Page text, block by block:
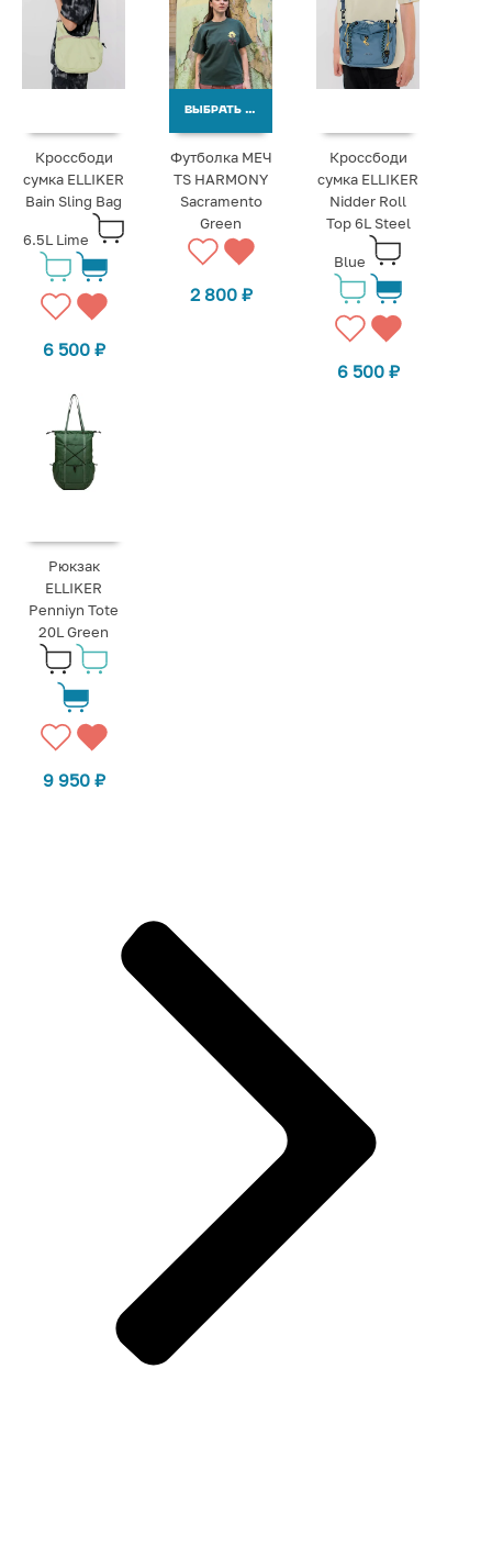
Кроссбоди
сумка ELLIKER
Bain Sling Bag
6.5L Lime
6 500 ₽
ВЫБРАТЬ ВАРИАНТЫ
Футболка МЕЧ
TS HARMONY
Sacramento
Green
2 800 ₽
Кроссбоди
сумка ELLIKER
Nidder Roll
Top 6L Steel
Blue
6 500 ₽
Рюкзак
ELLIKER
Penniyn Tote
20L Green
9 950 ₽